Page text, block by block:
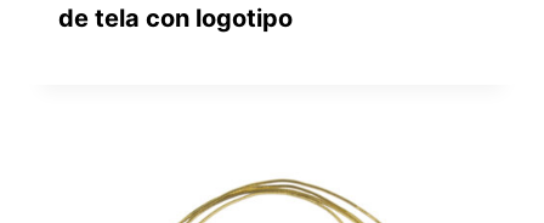
de tela con logotipo